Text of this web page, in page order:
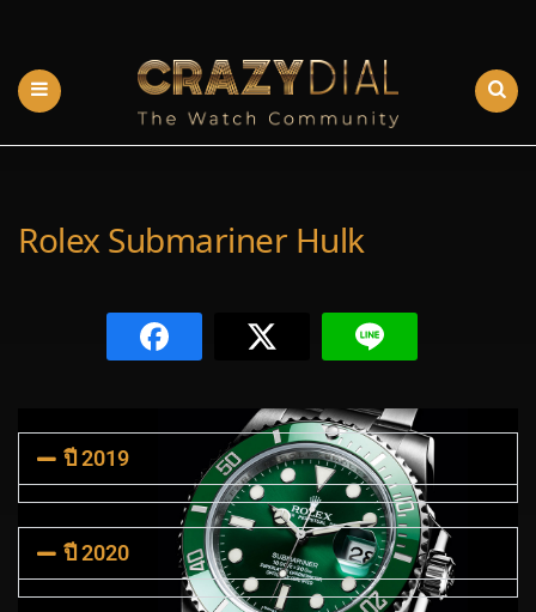
Rolex Submariner Hulk
ปี 2019
ปี 2020